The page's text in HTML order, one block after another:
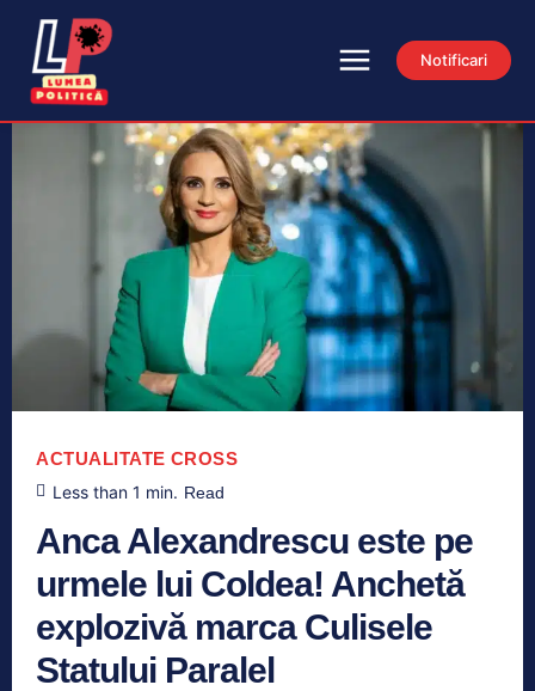
Notificari
ACTUALITATE CROSS
Less than 1 min. Read
Anca Alexandrescu este pe
urmele lui Coldea! Anchetă
explozivă marca Culisele
Statului Paralel